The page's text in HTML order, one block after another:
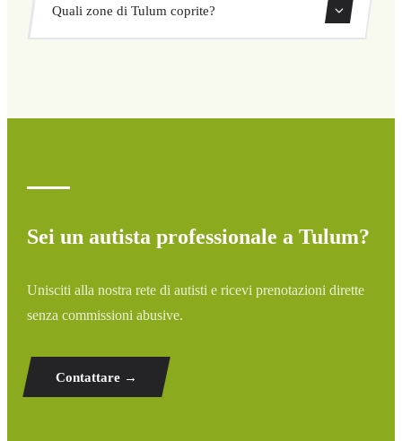
ritorno direttamente dal nostro sistema di prenotazione.
Quali zone di Tulum coprite?
Sei un autista professionale a Tulum?
Unisciti alla nostra rete di autisti e ricevi prenotazioni dirette
senza commissioni abusive.
Contattare →